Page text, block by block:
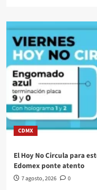
CDMX
El Hoy No Circula para
Edomex ponte atento
7 agosto, 2026 0